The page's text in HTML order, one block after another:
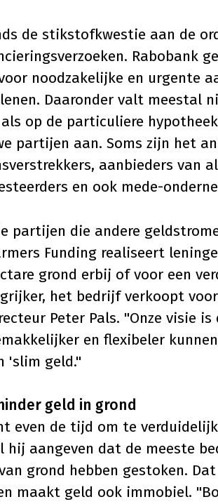
de stikstofkwestie aan de
Rabobank
noodzakelijke en urgente
Daaronder valt meestal
op de particuliere
partijen aan. Soms zijn het
aanbieders van
en ook mede-
partijen die andere
Funding realiseert
grond erbij of voor een
het bedrijf verkoopt
Peter Pals. "Onze visie
en flexibeler
'slim geld."
geld in grond
even de tijd om te
hij aangeven dat de meeste
grond hebben gestoken.
maakt geld ook immobiel.